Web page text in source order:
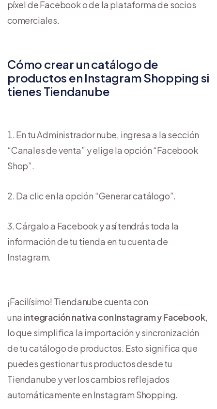
píxel de Facebook o de la plataforma de socios
comerciales.
Cómo crear un catálogo de
productos en Instagram Shopping si
tienes Tiendanube
En tu Administrador nube, ingresa a la sección
“Canales de venta” y elige la opción “Facebook
Shop”.
Da clic en la opción “Generar catálogo”.
Cárgalo a Facebook y así tendrás toda la
información de tu tienda en tu cuenta de
Instagram.
¡Facilísimo! Tiendanube cuenta con
una integración nativa con Instagram y Facebook,
lo que simplifica la importación y sincronización
de tu catálogo de productos. Esto significa que
puedes gestionar tus productos desde tu
Tiendanube y ver los cambios reflejados
automáticamente en Instagram Shopping.